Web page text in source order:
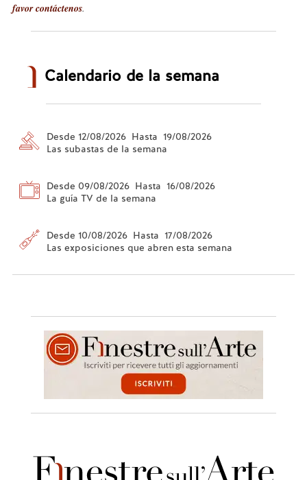
favor contáctenos.
Calendario de la semana
Desde 12/08/2026 Hasta 19/08/2026
Las subastas de la semana
Desde 09/08/2026 Hasta 16/08/2026
La guía TV de la semana
Desde 10/08/2026 Hasta 17/08/2026
Las exposiciones que abren esta semana